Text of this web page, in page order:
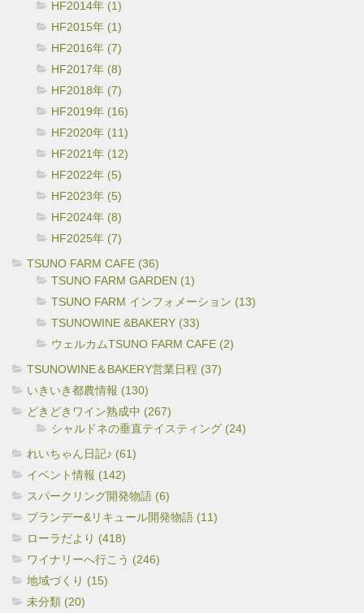
HF2014年 (1)
HF2015年 (1)
HF2016年 (7)
HF2017年 (8)
HF2018年 (7)
HF2019年 (16)
HF2020年 (11)
HF2021年 (12)
HF2022年 (5)
HF2023年 (5)
HF2024年 (8)
HF2025年 (7)
TSUNO FARM CAFE (36)
TSUNO FARM GARDEN (1)
TSUNO FARM インフォメーション (13)
TSUNOWINE &BAKERY (33)
ウェルカムTSUNO FARM CAFE (2)
TSUNOWINE＆BAKERY営業日程 (37)
いきいき都農情報 (130)
どきどきワイン熟成中 (267)
シャルドネの垂直テイスティング (24)
れいちゃん日記♪ (61)
イベント情報 (142)
スパークリング開発物語 (6)
ブランデー&リキュール開発物語 (11)
ローラだより (418)
ワイナリーへ行こう (246)
地域づくり (15)
未分類 (20)